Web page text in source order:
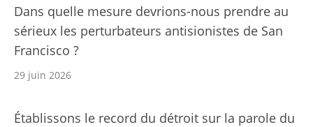
Dans quelle mesure devrions-nous prendre au
sérieux les perturbateurs antisionistes de San
Francisco ?
29 juin 2026
Établissons le record du détroit sur la parole du